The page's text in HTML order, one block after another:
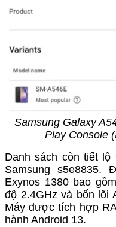
Samsung Galaxy
Play Console
Danh sách còn tiết
Samsung
Exynos 1380 bao
độ 2.4GHz và bốn lõi
Máy được tích hợp
hành Android 13.